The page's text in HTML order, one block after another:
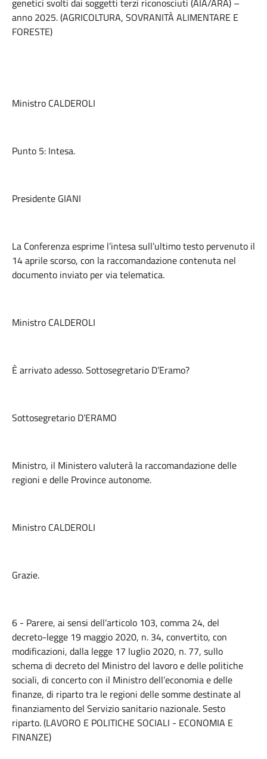
genetici svolti dai soggetti terzi riconosciuti (AIA/ARA) –
anno 2025. (AGRICOLTURA, SOVRANITÀ ALIMENTARE E
FORESTE)
Ministro CALDEROLI
Punto 5: Intesa.
Presidente GIANI
La Conferenza esprime l’intesa sull’ultimo testo pervenuto il
14 aprile scorso, con la raccomandazione contenuta nel
documento inviato per via telematica.
Ministro CALDEROLI
È arrivato adesso. Sottosegretario D’Eramo?
Sottosegretario D’ERAMO
Ministro, il Ministero valuterà la raccomandazione delle
regioni e delle Province autonome.
Ministro CALDEROLI
Grazie.
6 - Parere, ai sensi dell’articolo 103, comma 24, del
decreto-legge 19 maggio 2020, n. 34, convertito, con
modificazioni, dalla legge 17 luglio 2020, n. 77, sullo
schema di decreto del Ministro del lavoro e delle politiche
sociali, di concerto con il Ministro dell’economia e delle
finanze, di riparto tra le regioni delle somme destinate al
finanziamento del Servizio sanitario nazionale. Sesto
riparto. (LAVORO E POLITICHE SOCIALI - ECONOMIA E
FINANZE)